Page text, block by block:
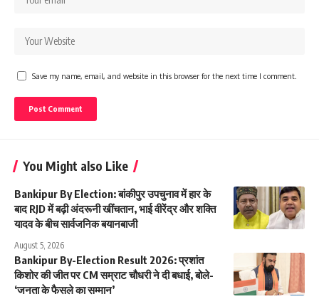
Save my name, email, and website in this browser for the next time I comment.
You Might also Like
Bankipur By Election: बांकीपुर उपचुनाव में हार के
बाद RJD में बढ़ी अंदरूनी खींचतान, भाई वीरेंद्र और शक्ति
यादव के बीच सार्वजनिक बयानबाजी
August 5, 2026
Bankipur By-Election Result 2026: प्रशांत
किशोर की जीत पर CM सम्राट चौधरी ने दी बधाई, बोले-
‘जनता के फैसले का सम्मान’